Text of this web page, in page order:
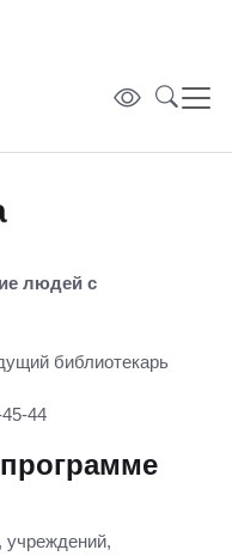
людей с
библиотекарь
44
учреждений,